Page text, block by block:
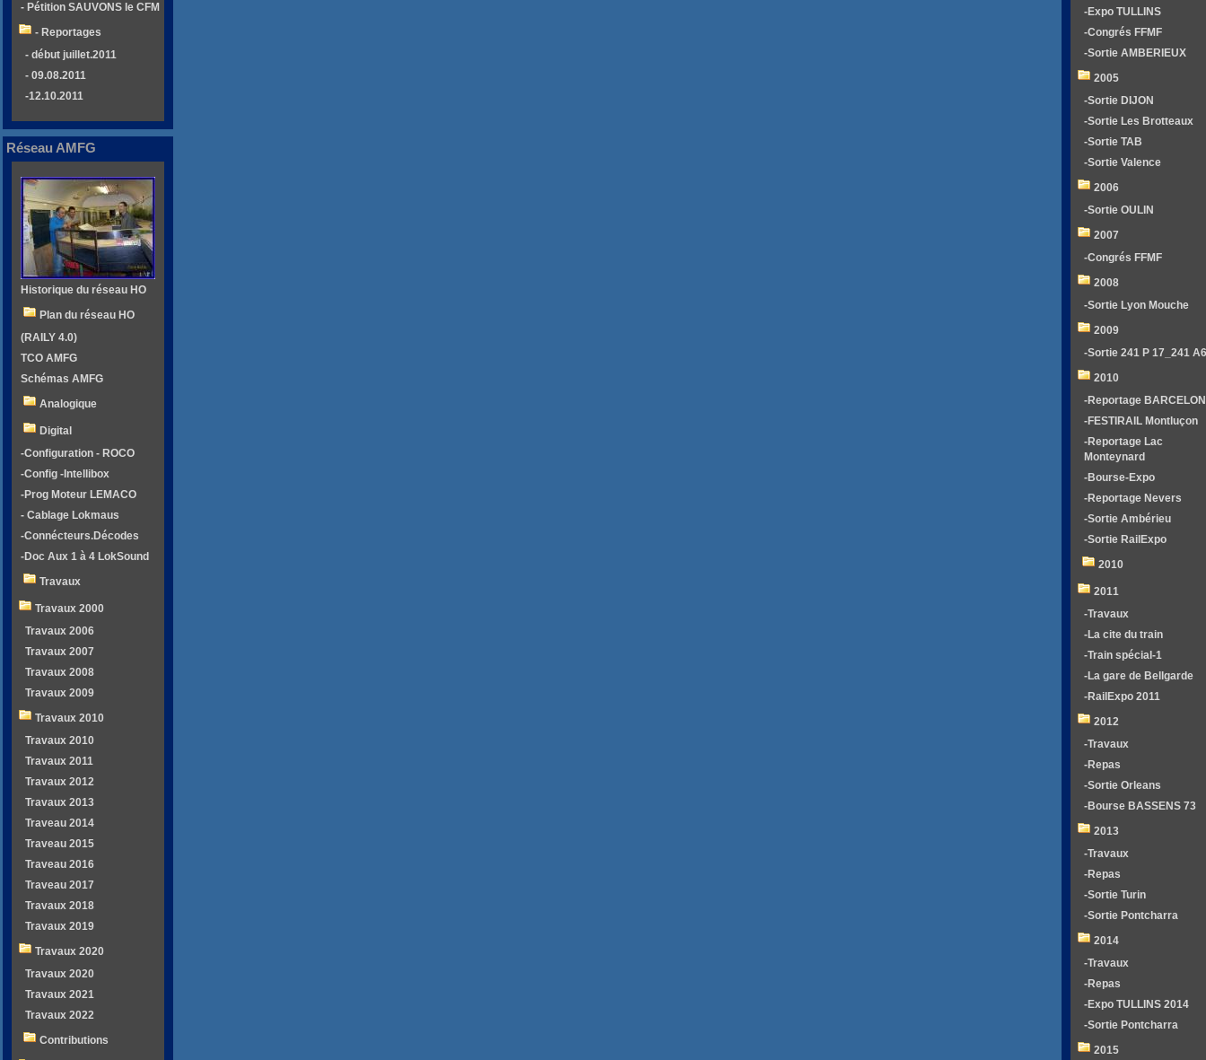
- Pétition SAUVONS le CFM
- Reportages
- début juillet.2011
- 09.08.2011
-12.10.2011
Réseau AMFG
Historique du réseau HO
Plan du réseau HO
(RAILY 4.0)
TCO AMFG
Schémas AMFG
Analogique
Digital
-Configuration - ROCO
-Config -Intellibox
-Prog Moteur LEMACO
- Cablage Lokmaus
-Connécteurs.Décodes
-Doc Aux 1 à 4 LokSound
Travaux
Travaux 2000
Travaux 2006
Travaux 2007
Travaux 2008
Travaux 2009
Travaux 2010
Travaux 2010
Travaux 2011
Travaux 2012
Travaux 2013
Traveau 2014
Traveau 2015
Traveau 2016
Traveau 2017
Travaux 2018
Travaux 2019
Travaux 2020
Travaux 2020
Travaux 2021
Travaux 2022
Contributions
-Expo TULLINS
-Congrés FFMF
-Sortie AMBERIEUX
2005
-Sortie DIJON
-Sortie Les Brotteaux
-Sortie TAB
-Sortie Valence
2006
-Sortie OULIN
2007
-Congrés FFMF
2008
-Sortie Lyon Mouche
2009
-Sortie 241 P 17_241
2010
-Reportage
-FESTIRAIL Montluçon
-Reportage Lac
Monteynard
-Bourse-Expo
-Reportage Nevers
-Sortie Ambérieu
-Sortie RailExpo
2010
2011
-Travaux
-La cite du train
-Train spécial-1
-La gare de Bellgarde
-RailExpo 2011
2012
-Travaux
-Repas
-Sortie Orleans
-Bourse BASSENS 73
2013
-Travaux
-Repas
-Sortie Turin
-Sortie Pontcharra
2014
-Travaux
-Repas
-Expo TULLINS 2014
-Sortie Pontcharra
2015